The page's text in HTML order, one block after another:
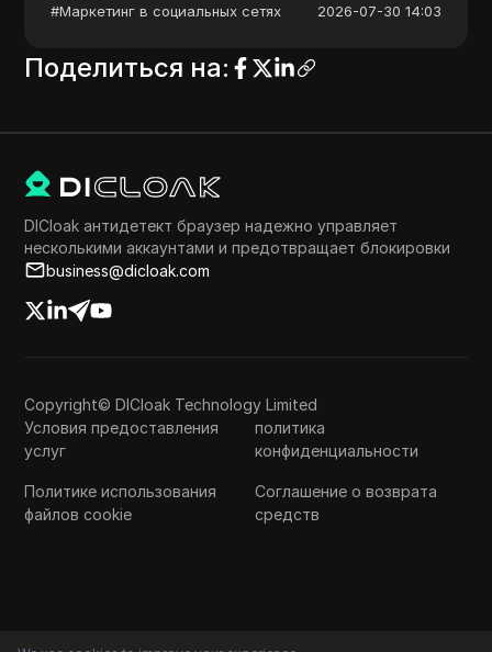
#Маркетинг в социальных сетях 2026-07-30 14:03
Поделиться на:
DICloak антидетект браузер надежно управляет
несколькими аккаунтами и предотвращает блокировки
business@dicloak.com
Copyright© DICloak Technology Limited
Условия предоставления
услуг
политика
конфиденциальности
Политике использования
файлов cookie
Соглашение о возврата
средств